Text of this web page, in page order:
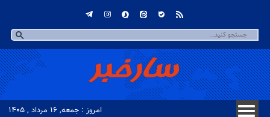
امروز : جمعه, ۱۶ مرداد , ۱۴۰۵